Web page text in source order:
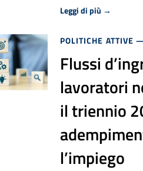
Leggi di più →
POLITICHE ATTIVE
Flussi
lavoratori
il triennio
l’impiego